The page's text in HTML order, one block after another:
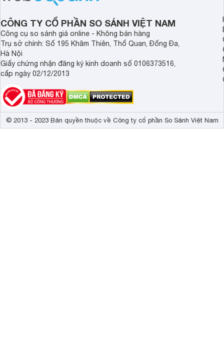
Demax, Hubert và
CÔNG TY CỔ PHẦN SO SÁNH VIỆT NAM
Công cụ so sánh giá online - Không bán hàng
Trụ sở chính: Số 195 Khâm Thiên, Thổ Quan, Đống Đa,
Hà Nội
Giấy chứng nhận đăng ký kinh doanh số 0106373516,
cấp ngày 02/12/2013
© 2013 - 2023 Bản quyền thuộc về Công ty cổ phần So Sánh Việt Nam